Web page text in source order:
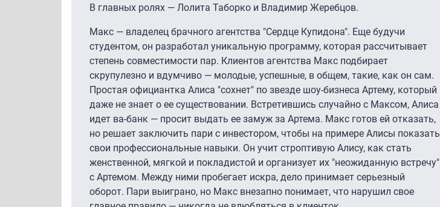
В главных ролях — Лолита Таборко и Владимир Жеребцов.
Макс — владелец брачного агентства "Сердце Купидона". Еще будучи
студентом, он разработал уникальную программу, которая рассчитывает
степень совместимости пар. Клиентов агентства Макс подбирает
скрупулезно и вдумчиво — молодые, успешные, в общем, такие, как он сам.
Простая официантка Алиса "сохнет" по звезде шоу-бизнеса Артему, который
даже не знает о ее существовании. Встретившись случайно с Максом, Алиса
идет ва-банк — просит выдать ее замуж за Артема. Макс готов ей отказать,
но решает заключить пари с инвестором, чтобы на примере Алисы показать
свои профессиональные навыки. Он учит строптивую Алису, как стать
женственной, мягкой и покладистой и организует их "неожиданную встречу"
с Артемом. Между ними пробегает искра, дело принимает серьезный
оборот. Пари выиграно, но Макс внезапно понимает, что нарушил свое